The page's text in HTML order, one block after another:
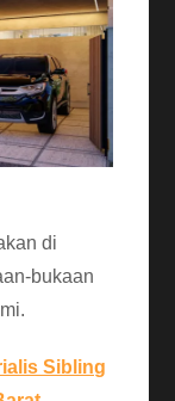
di
bukaan
Sibling